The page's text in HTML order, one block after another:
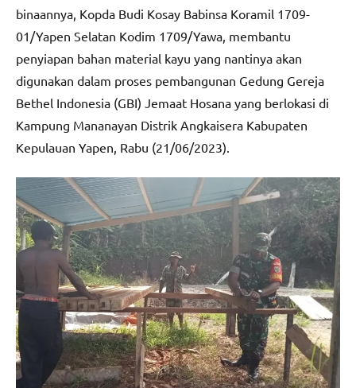
binaannya, Kopda Budi Kosay Babinsa Koramil 1709-
01/Yapen Selatan Kodim 1709/Yawa, membantu
penyiapan bahan material kayu yang nantinya akan
digunakan dalam proses pembangunan Gedung Gereja
Bethel Indonesia (GBI) Jemaat Hosana yang berlokasi di
Kampung Mananayan Distrik Angkaisera Kabupaten
Kepulauan Yapen, Rabu (21/06/2023).